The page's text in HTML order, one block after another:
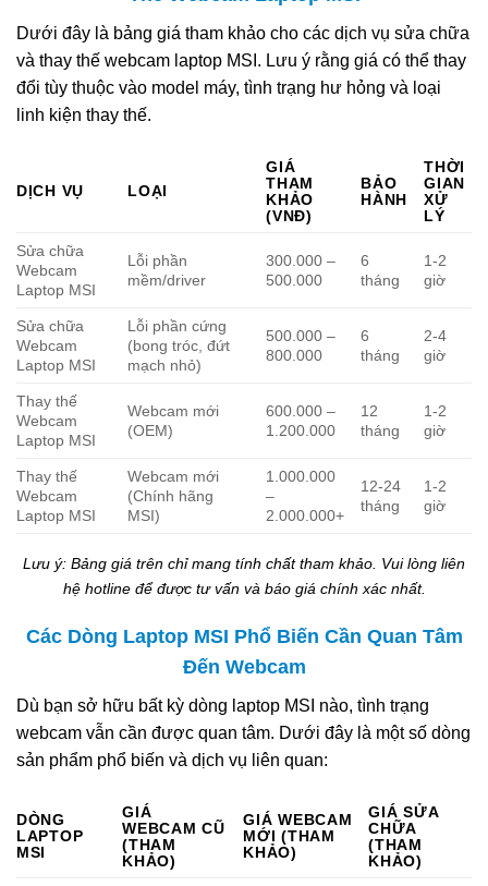
Dưới đây là bảng giá tham khảo cho các dịch vụ sửa chữa
và thay thế webcam laptop MSI. Lưu ý rằng giá có thể thay
đổi tùy thuộc vào model máy, tình trạng hư hỏng và loại
linh kiện thay thế.
DỊCH VỤ LOẠI
GIÁ
THAM
KHẢO
(VNĐ)
BẢO
HÀNH
THỜI
GIAN
XỬ
LÝ
Sửa chữa
Webcam
Laptop MSI
Lỗi phần
mềm/driver
300.000 –
500.000
6
tháng
1-2
giờ
Sửa chữa
Webcam
Laptop MSI
Lỗi phần cứng
(bong tróc, đứt
mạch nhỏ)
500.000 –
800.000
6
tháng
2-4
giờ
Thay thế
Webcam
Laptop MSI
Webcam mới
(OEM)
600.000 –
1.200.000
12
tháng
1-2
giờ
Thay thế
Webcam
Laptop MSI
Webcam mới
(Chính hãng
MSI)
1.000.000
–
2.000.000+
12-24
tháng
1-2
giờ
Lưu ý: Bảng giá trên chỉ mang tính chất tham khảo. Vui lòng liên
hệ hotline để được tư vấn và báo giá chính xác nhất.
Các Dòng Laptop MSI Phổ Biến Cần Quan Tâm
Đến Webcam
Dù bạn sở hữu bất kỳ dòng laptop MSI nào, tình trạng
webcam vẫn cần được quan tâm. Dưới đây là một số dòng
sản phẩm phổ biến và dịch vụ liên quan:
DÒNG
LAPTOP
MSI
GIÁ
WEBCAM CŨ
(THAM
KHẢO)
GIÁ WEBCAM
MỚI (THAM
KHẢO)
GIÁ SỬA
CHỮA
(THAM
KHẢO)